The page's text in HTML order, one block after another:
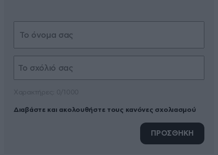
Διαβάστε και ακολουθήστε τους κανόνες σχολιασμού
ΠΡΟΣΘΗΚΗ